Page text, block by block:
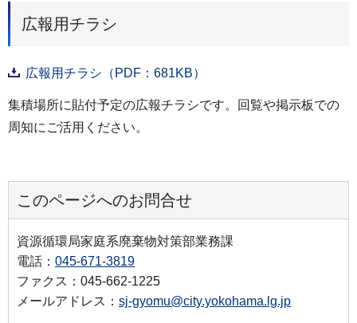
広報用チラシ
広報用チラシ（PDF：681KB）
集積場所に貼付予定の広報チラシです。回覧や掲示板での
周知にご活用ください。
このページへのお問合せ
資源循環局家庭系廃棄物対策部業務課
電話： 045-671-3819
ファクス：045-662-1225
メールアドレス： sj-gyomu@city.yokohama.lg.jp